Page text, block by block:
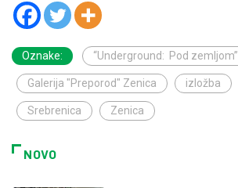
Oznake: “Underground: Pod zemljom”
Galerija "Preporod" Zenica izložba
Srebrenica Zenica
NOVO